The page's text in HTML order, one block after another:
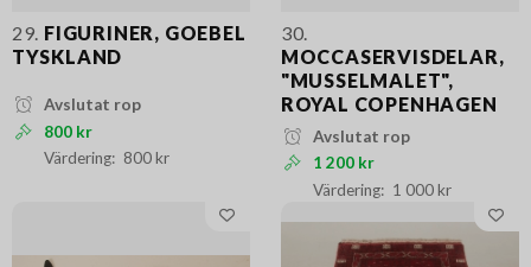
29. FIGURINER, GOEBEL
TYSKLAND
Avslutat rop
800 kr
800 kr
30.
MOCCASERVISDELAR,
"MUSSELMALET",
ROYAL COPENHAGEN
Avslutat rop
1 200 kr
1 000 kr